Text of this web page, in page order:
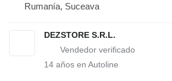
Rumanía, Suceava
DEZSTORE S.R.L.
14 años en Autoline